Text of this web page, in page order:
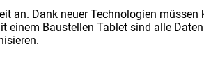
an. Dank neuer Technologien
Baustellen Tablet sind alle